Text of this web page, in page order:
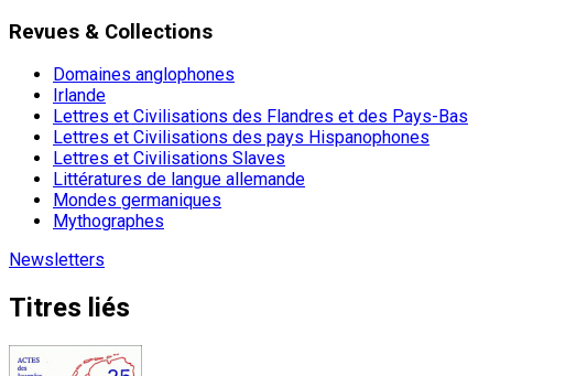
Revues & Collections
Domaines anglophones
Irlande
Lettres et Civilisations des Flandres et des Pays-Bas
Lettres et Civilisations des pays Hispanophones
Lettres et Civilisations Slaves
Littératures de langue allemande
Mondes germaniques
Mythographes
Newsletters
Titres liés